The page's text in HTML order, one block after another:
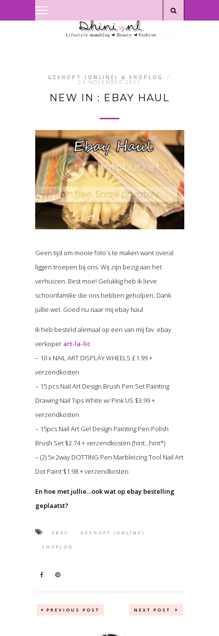
GESHOPT (ONLINE) & SHOPLOG /
24 NOVEMBER 2011
NEW IN : EBAY HAUL
Geen tijd om mooie foto`s te maken want overal
liggen troepen bij ons. Wij zijn bezig aan het
verhuizen. Best moe! Gelukkig heb ik lieve
schoonfamilie die ons hebben geholpen. Dank
jullie wel. Goed nu naar mij ebay haul
Ik heb besteld alemaal op een van mij fav. ebay
verkoper art-la-lic
– 10 x NAIL ART DISPLAY WHEELS £1.99 +
verzendkosten
– 15 pcs Nail Art Design Brush Pen Set Painting
Drawing Nail Tips White w/ Pink US $3.99 +
verzendkosten
– 15pcs Nail Art Gel Design Painting Pen Polish
Brush Set $2.74 + verzendkosten (hint…hint*)
– (2) 5x 2way DOTTING Pen Marbleizing Tool Nail Art
Dot Paint $1.98 + verzendkosten
En hoe met jullie…ook wat op ebay bestelling
geplaatst?
EBAY GESHOPT (ONLINE)
SHOPLOG
PREVIOUS POST NEXT POST